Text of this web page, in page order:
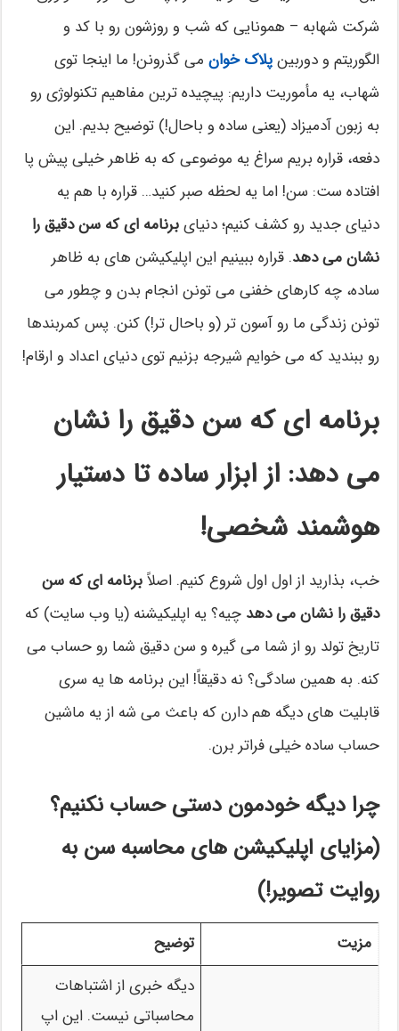
شرکت شهابه – همونایی که شب و روزشون رو با کد و
الگوریتم و دوربینپلاک خوان می گذرونن! ما اینجا توی
شهاب، یه مأموریت داریم: پیچیده ترین مفاهیم تکنولوژی رو
به زبون آدمیزاد (یعنی ساده و باحال!) توضیح بدیم. این
دفعه، قراره بریم سراغ یه موضوعی که به ظاهر خیلی پیش پا
افتاده ست: سن! اما یه لحظه صبر کنید… قراره با هم یه
دنیای جدید رو کشف کنیم؛ دنیایبرنامه ای که سن دقیق را
نشان می دهد. قراره ببینیم این اپلیکیشن های به ظاهر
ساده، چه کارهای خفنی می تونن انجام بدن و چطور می
تونن زندگی ما رو آسون تر (و باحال تر!) کنن. پس کمربندها
رو ببندید که می خوایم شیرجه بزنیم توی دنیای اعداد و ارقام!
برنامه ای که سن دقیق را نشان
می دهد: از ابزار ساده تا دستیار
هوشمند شخصی!
خب، بذارید از اول اول شروع کنیم. اصلاًبرنامه ای که سن
دقیق را نشان می دهد چیه؟ یه اپلیکیشنه (یا وب سایت) که
تاریخ تولد رو از شما می گیره و سن دقیق شما رو حساب می
کنه. به همین سادگی؟ نه دقیقاً! این برنامه ها یه سری
قابلیت های دیگه هم دارن که باعث می شه از یه ماشین
حساب ساده خیلی فراتر برن.
چرا دیگه خودمون دستی حساب نکنیم؟
(مزایای اپلیکیشن های محاسبه سن به
روایت تصویر!)
مزیت توضیح
دیگه خبری از اشتباهات
محاسباتی نیست. این اپ